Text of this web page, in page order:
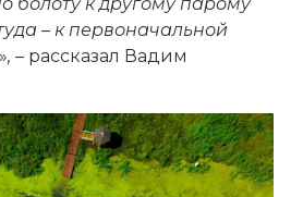
– к первоначальной
», – рассказал Вадим